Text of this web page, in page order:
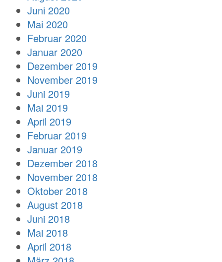
Juni 2020
Mai 2020
Februar 2020
Januar 2020
Dezember 2019
November 2019
Juni 2019
Mai 2019
April 2019
Februar 2019
Januar 2019
Dezember 2018
November 2018
Oktober 2018
August 2018
Juni 2018
Mai 2018
April 2018